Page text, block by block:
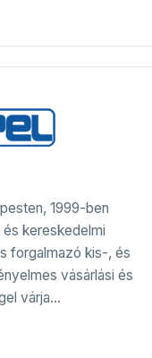
1999-ben
kereskedelmi
forgalmazó kis-, és
vásárlási és
várja…